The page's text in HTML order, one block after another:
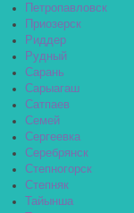
Петропавловск
Приозерск
Риддер
Рудный
Сарань
Сарыагаш
Сатпаев
Семей
Сергеевка
Серебрянск
Степногорск
Степняк
Тайынша